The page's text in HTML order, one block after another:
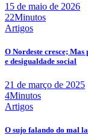
15 de maio de 2026
22Minutos
Artigos
O Nordeste cresce;
e desigualdade social
21 de março de 2025
4Minutos
Artigos
O sujo falando do mal